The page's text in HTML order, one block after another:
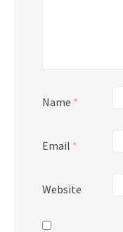
Name *
Email *
Website